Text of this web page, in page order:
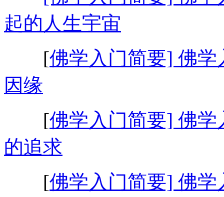
起的人生宇宙
[佛学入门简要] 佛
因缘
[佛学入门简要] 佛
的追求
[佛学入门简要] 佛